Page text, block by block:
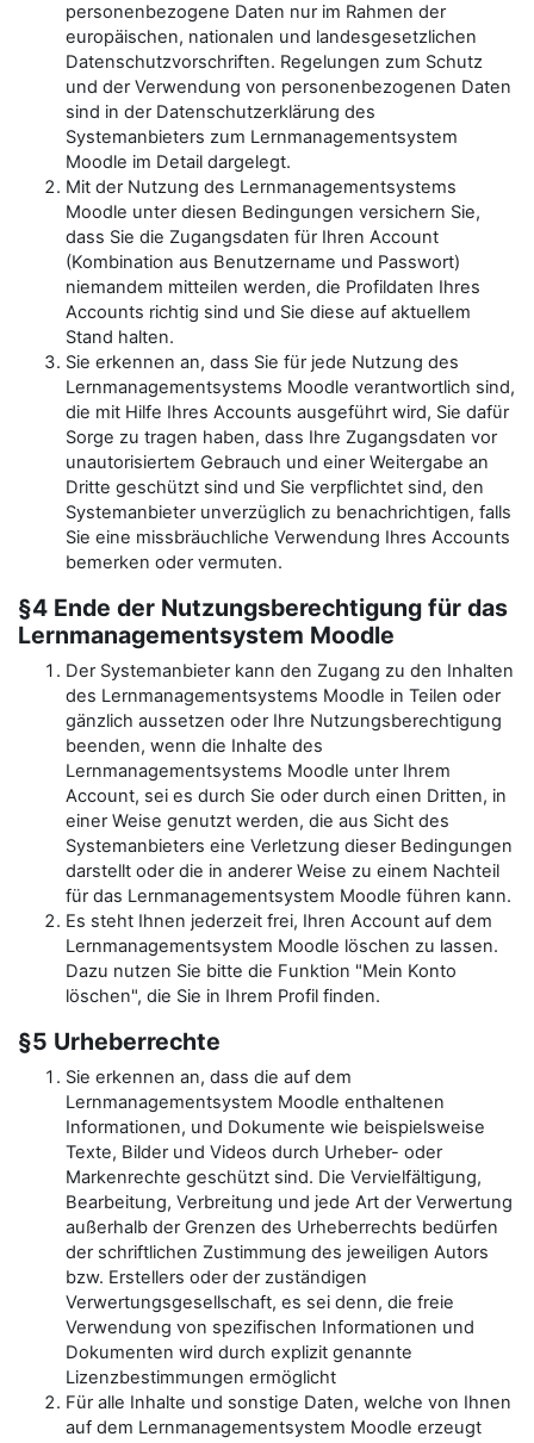
personenbezogene Daten nur im Rahmen der
europäischen, nationalen und landesgesetzlichen
Datenschutzvorschriften. Regelungen zum Schutz
und der Verwendung von personenbezogenen Daten
sind in der Datenschutzerklärung des
Systemanbieters zum Lernmanagementsystem
Moodle im Detail dargelegt.
Mit der Nutzung des Lernmanagementsystems
Moodle unter diesen Bedingungen versichern Sie,
dass Sie die Zugangsdaten für Ihren Account
(Kombination aus Benutzername und Passwort)
niemandem mitteilen werden, die Profildaten Ihres
Accounts richtig sind und Sie diese auf aktuellem
Stand halten.
Sie erkennen an, dass Sie für jede Nutzung des
Lernmanagementsystems Moodle verantwortlich sind,
die mit Hilfe Ihres Accounts ausgeführt wird, Sie dafür
Sorge zu tragen haben, dass Ihre Zugangsdaten vor
unautorisiertem Gebrauch und einer Weitergabe an
Dritte geschützt sind und Sie verpflichtet sind, den
Systemanbieter unverzüglich zu benachrichtigen, falls
Sie eine missbräuchliche Verwendung Ihres Accounts
bemerken oder vermuten.
§4 Ende der Nutzungsberechtigung für das
Lernmanagementsystem Moodle
Der Systemanbieter kann den Zugang zu den Inhalten
des Lernmanagementsystems Moodle in Teilen oder
gänzlich aussetzen oder Ihre Nutzungsberechtigung
beenden, wenn die Inhalte des
Lernmanagementsystems Moodle unter Ihrem
Account, sei es durch Sie oder durch einen Dritten, in
einer Weise genutzt werden, die aus Sicht des
Systemanbieters eine Verletzung dieser Bedingungen
darstellt oder die in anderer Weise zu einem Nachteil
für das Lernmanagementsystem Moodle führen kann.
Es steht Ihnen jederzeit frei, Ihren Account auf dem
Lernmanagementsystem Moodle löschen zu lassen.
Dazu nutzen Sie bitte die Funktion "Mein Konto
löschen", die Sie in Ihrem Profil finden.
§5 Urheberrechte
Sie erkennen an, dass die auf dem
Lernmanagementsystem Moodle enthaltenen
Informationen, und Dokumente wie beispielsweise
Texte, Bilder und Videos durch Urheber- oder
Markenrechte geschützt sind. Die Vervielfältigung,
Bearbeitung, Verbreitung und jede Art der Verwertung
außerhalb der Grenzen des Urheberrechts bedürfen
der schriftlichen Zustimmung des jeweiligen Autors
bzw. Erstellers oder der zuständigen
Verwertungsgesellschaft, es sei denn, die freie
Verwendung von spezifischen Informationen und
Dokumenten wird durch explizit genannte
Lizenzbestimmungen ermöglicht
Für alle Inhalte und sonstige Daten, welche von Ihnen
auf dem Lernmanagementsystem Moodle erzeugt